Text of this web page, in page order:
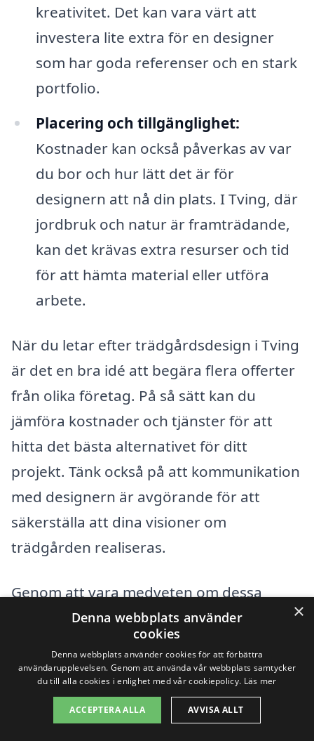
kreativitet. Det kan vara värt att
investera lite extra för en designer
som har goda referenser och en stark
portfolio.
Placering och tillgänglighet:
Kostnader kan också påverkas av var
du bor och hur lätt det är för
designern att nå din plats. I Tving, där
jordbruk och natur är framträdande,
kan det krävas extra resurser och tid
för att hämta material eller utföra
arbete.
När du letar efter trädgårdsdesign i Tving
är det en bra idé att begära flera offerter
från olika företag. På så sätt kan du
jämföra kostnader och tjänster för att
hitta det bästa alternativet för ditt
projekt. Tänk också på att kommunikation
med designern är avgörande för att
säkerställa att dina visioner om
trädgården realiseras.
Genom att vara medveten om dessa
faktorer kan du bättre förstå priset på
trädgårdsdesign i Tving och få ett mer
träffande erbjudande. Sök på vår
plattform för att hitta kvalificerade
trädgårdsdesigners i ditt område och få
×
Denna webbplats använder
cookies
Denna webbplats använder cookies för att förbättra
användarupplevelsen. Genom att använda vår webbplats samtycker
du till alla cookies i enlighet med vår cookiepolicy. Läs mer
ACCEPTERA ALLA AVVISA ALLT